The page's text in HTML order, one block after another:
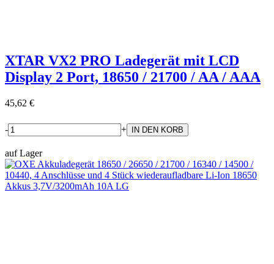
XTAR VX2 PRO Ladegerät mit LCD
Display 2 Port, 18650 / 21700 / AA / AAA
45,62 €
- +
auf Lager